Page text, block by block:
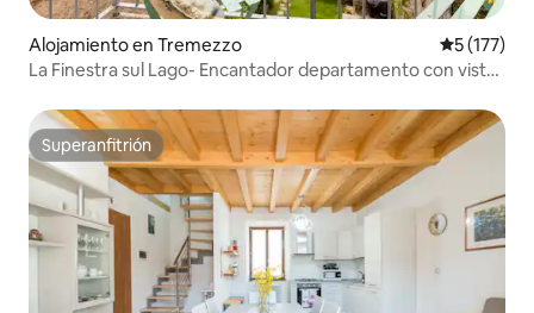
Alojamiento en Tremezzo
5 (177)
La Finestra sul Lago- Encantador departamento con vista
Superanfitrión
Superanfitrión